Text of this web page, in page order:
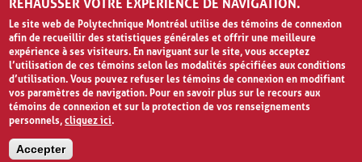
REHAUSSER VOTRE EXPÉRIENCE DE NAVIGATION.
Le site web de Polytechnique Montréal utilise des témoins de connexion
afin de recueillir des statistiques générales et offrir une meilleure
expérience à ses visiteurs. En naviguant sur le site, vous acceptez
l’utilisation de ces témoins selon les modalités spécifiées aux conditions
d’utilisation. Vous pouvez refuser les témoins de connexion en modifiant
vos paramètres de navigation. Pour en savoir plus sur le recours aux
témoins de connexion et sur la protection de vos renseignements
personnels,cliquez ici.
Accepter